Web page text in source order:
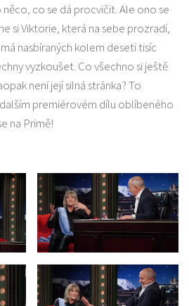
něco, co se dá procvičit. Ale ono se
si Viktorie, která na sebe prozradí,
nasbíraných kolem deseti tisíc
vyzkoušet. Co všechno si ještě
není její silná stránka? To
premiérovém dílu oblíbeného
na Primě!